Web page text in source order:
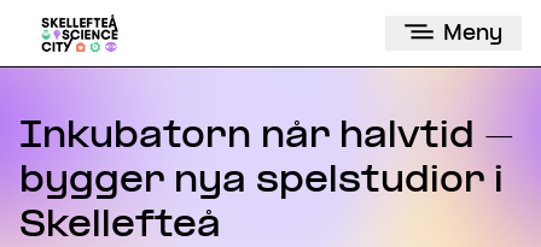
Meny
Inkubatorn når halvtid –
bygger nya spelstudior i
Skellefteå